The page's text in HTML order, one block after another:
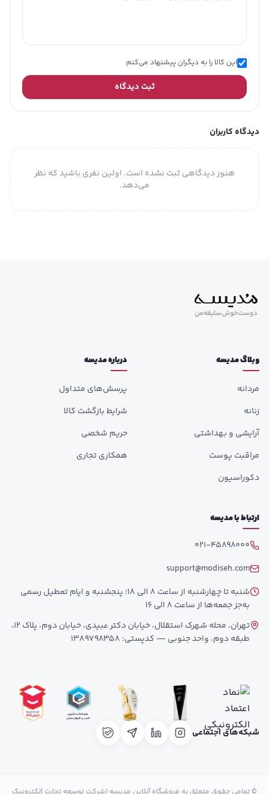
این کالا را به دیگران پیشنهاد می‌کنم
ثبت دیدگاه
دیدگاه کاربران
هنوز دیدگاهی ثبت نشده است. اولین نفری باشید که نظر
می‌دهد.
وبلاگ مدیسه
مردانه
زنانه
آرایشی و بهداشتی
مراقبت پوست
دکوراسیون
درباره مدیسه
پرسش‌های متداول
شرایط بازگشت کالا
حریم شخصی
همکاری تجاری
ارتباط با مدیسه
021-45898000
support@modiseh.com
شنبه تا چهارشنبه از ساعت 8 الی 18؛ پنجشنبه و ایام تعطیل رسمی
به‌جز جمعه‌ها از ساعت 8 الی 16
تهران، محله شهرک استقلال، خیابان دکتر عبیدی، خیابان دوم، پلاک 12،
طبقه دوم، واحد جنوبی — کدپستی: 1389798358
شبکه‌های اجتماعی